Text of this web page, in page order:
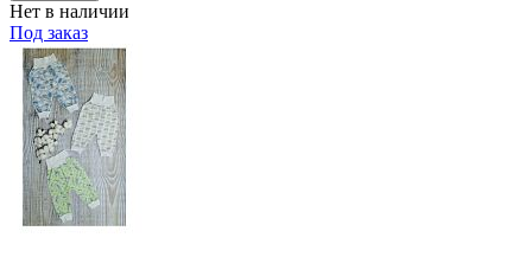
Нет в наличии
Под заказ